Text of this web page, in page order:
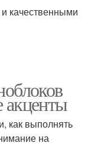
качественными
акценты
как выполнять
на